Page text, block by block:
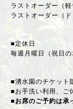
ラストオーダー（
ラストオーダー（
■定休日
毎週月曜日（祝日の
■湧水園のチケッ
■お手洗い利用、
■お席のご予約は承